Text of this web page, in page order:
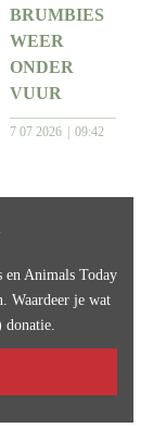
BRUMBIES
WEER
ONDER
VUUR
7 07 2026 09:42
Animals Today
Waardeer je wat